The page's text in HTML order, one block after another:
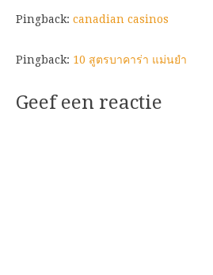
Pingback: canadian casinos
Pingback: 10 สูตรบาคาร่า แม่นยํา
Geef een reactie